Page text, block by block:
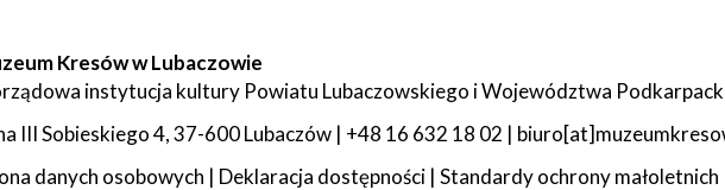
Kresów w Lubaczowie
instytucja kultury Powiatu Lubaczowskiego i Województwa
III Sobieskiego 4, 37-600 Lubaczów | +48 16 632 18 02 |
danych osobowych | Deklaracja dostępności| Standardy ochrony małoletnich